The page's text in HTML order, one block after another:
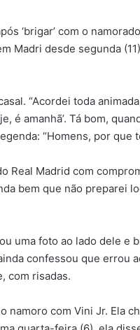
‘brigar’ com o
Madri desde segunda
“Acordei toda
é amanhã’. Tá bom,
“Homens, por que
Real Madrid com
bem que não preparei
uma foto ao lado dele e
confessou que errou
com risadas.
com Vini Jr. Ela